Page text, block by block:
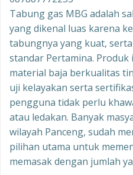
Tabung gas MBG adalah
yang dikenal luas karena
tabungnya yang kuat,
standar Pertamina.
material baja berkualitas
uji kelayakan serta
pengguna tidak perlu
atau ledakan. Banyak
wilayah Panceng, sudah
pilihan utama untuk
memasak dengan jumlah